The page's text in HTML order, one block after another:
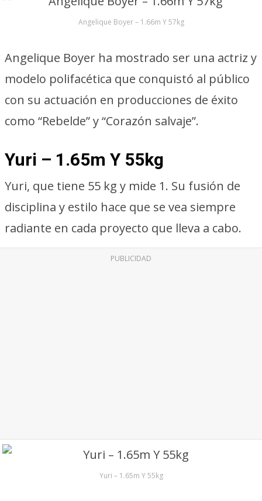
Angelique Boyer – 1.66m Y 57kg
Angelique Boyer ha mostrado ser una actriz y
modelo polifacética que conquistó al público
con su actuación en producciones de éxito
como “Rebelde” y “Corazón salvaje”.
Yuri – 1.65m Y 55kg
Yuri, que tiene 55 kg y mide 1. Su fusión de
disciplina y estilo hace que se vea siempre
radiante en cada proyecto que lleva a cabo.
PUBLICIDAD
Yuri – 1.65m Y 55kg